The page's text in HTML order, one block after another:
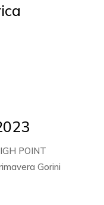
POINT
Gorini